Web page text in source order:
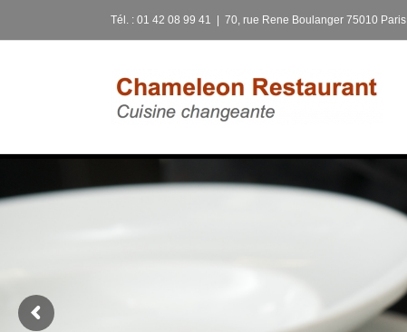
Tél. : 01 42 08 99 41 70, rue Rene Boulanger 75010 Paris